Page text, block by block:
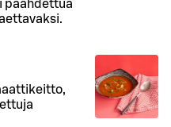
paahdettua